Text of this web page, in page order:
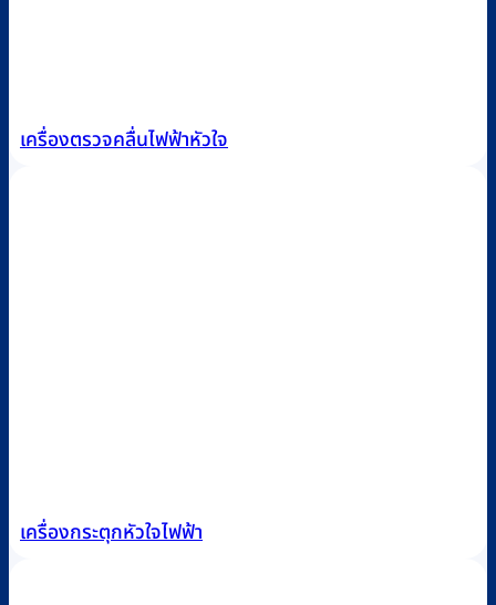
เครื่องตรวจคลื่นไฟฟ้าหัวใจ
เครื่องกระตุกหัวใจไฟฟ้า